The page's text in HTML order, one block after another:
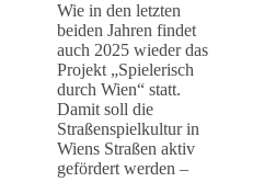
Wie in den letzten
beiden Jahren findet
auch 2025 wieder das
Projekt „Spielerisch
durch Wien“ statt.
Damit soll die
Straßenspielkultur in
Wiens Straßen aktiv
gefördert werden –